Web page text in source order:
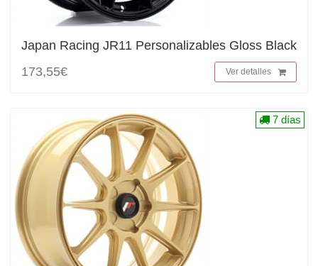
Japan Racing JR11 Personalizables Gloss Black
173,55€
Ver detalles
7 días